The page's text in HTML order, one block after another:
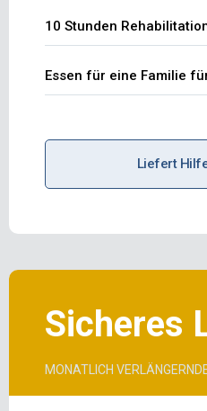
10 Stunden
Essen für eine Familie
Liefert
Sicheres
MONATLICH